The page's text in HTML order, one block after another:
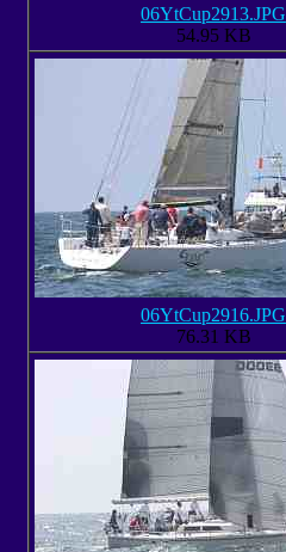
06YtCup2913.JPG
54.95 KB
06YtCup2916.JPG
76.31 KB